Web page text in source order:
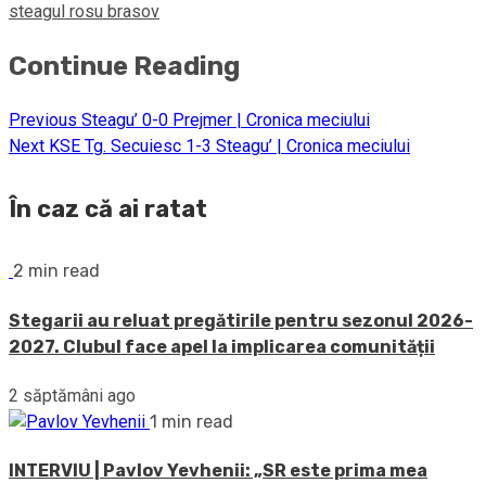
steagul rosu brasov
Continue Reading
Previous Steagu’ 0-0 Prejmer | Cronica meciului
Next KSE Tg. Secuiesc 1-3 Steagu’ | Cronica meciului
În caz că ai ratat
2 min read
Stegarii au reluat pregătirile pentru sezonul 2026-
2027. Clubul face apel la implicarea comunității
2 săptămâni ago
1 min read
INTERVIU | Pavlov Yevhenii: „SR este prima mea